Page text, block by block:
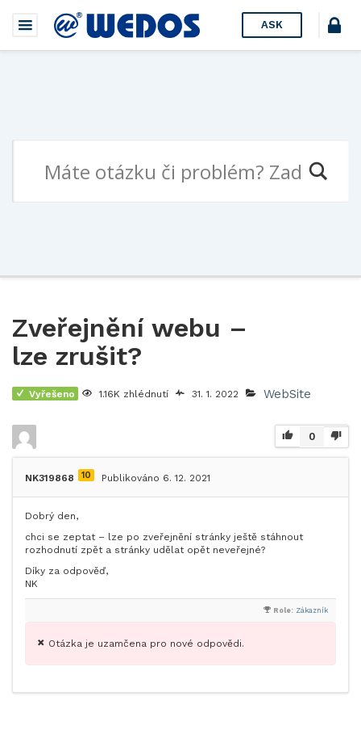
ASK
Zveřejnění webu –
lze zrušit?
Vyřešeno 1.16K zhlédnutí 31. 1. 2022 WebSite
0
NK319868 10 Publikováno 6. 12. 2021
Dobrý den,
chci se zeptat – lze po zveřejnění stránky ještě stáhnout
rozhodnutí zpět a stránky udělat opět neveřejné?
Díky za odpověď,
NK
Role: Zákazník
Otázka je uzamčena pro nové odpovědi.